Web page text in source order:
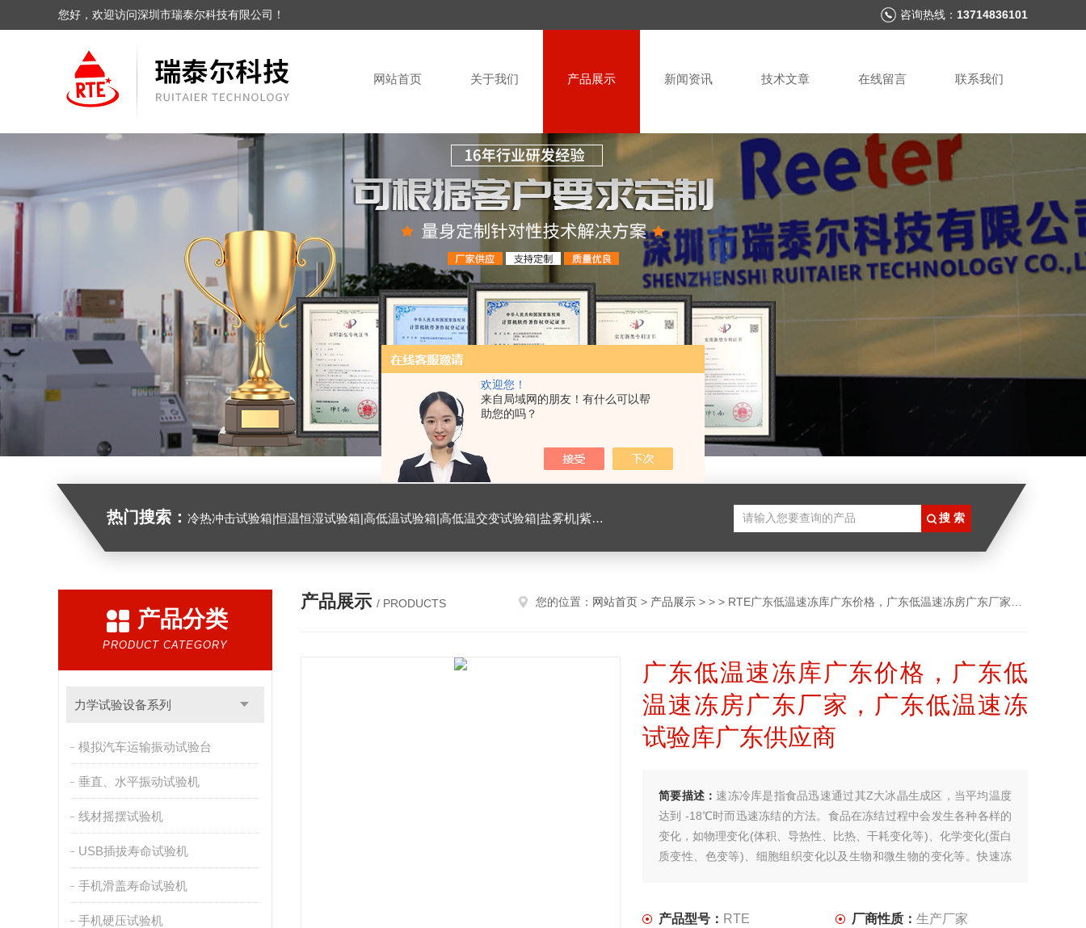
欢迎您！
来自局域网的朋友！有什么可以帮
助您的吗？
您好，欢迎访问深圳市瑞泰尔科技有限公司！ 咨询热线： 13714836101
网站首页 关于我们 产品展示 新闻资讯 技术文章 在线留言 联系我们
热门搜索： 冷热冲击试验箱|恒温恒湿试验箱|高低温试验箱|高低温交变试验箱|盐雾机|紫外线试验机|淋雨试验箱|臭氧试验箱|振动试验台|ESD测试仪|恒温恒湿试验室|氙灯老化试验箱|砂尘试验箱|手机微跌落试验机|手机扭转试验机
产品分类
PRODUCT CATEGORY
力学试验设备系列
模拟汽车运输振动试验台
垂直、水平振动试验机
线材摇摆试验机
USB插拔寿命试验机
手机滑盖寿命试验机
手机硬压试验机
产品展示 / PRODUCTS 您的位置： 网站首页 > 产品展示 > > > RTE广东低温速冻库广东价格，广东低温速冻房广东厂家，广东低温速冻试验库广东供应商
广东低温速冻库广东价格，广东低
温速冻房广东厂家，广东低温速冻
试验库广东供应商
简要描述：速冻冷库是指食品迅速通过其Z大冰晶生成区，当平均温度
达到 -18℃时而迅速冻结的方法。食品在冻结过程中会发生各种各样的
变化，如物理变化(体积、导热性、比热、干耗变化等)、化学变化(蛋白
质变性、色变等)、细胞组织变化以及生物和微生物的变化等。快速冻
产品型号： RTE 厂商性质： 生产厂家